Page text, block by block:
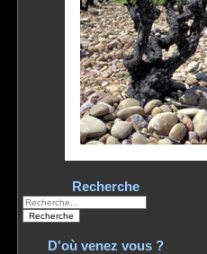
Recherche
D'où venez vous ?